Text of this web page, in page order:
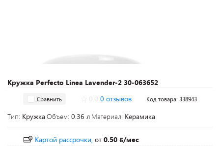
Кружка Perfecto Linea Lavender-2 30-063652
Сравнить 0 отзывов Код товара: 338943
Тип: КружкаОбъем: 0.36 л Материал: Керамика
Картой рассрочки, от 0.50
/мес